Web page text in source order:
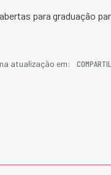
para graduação
atualização em: